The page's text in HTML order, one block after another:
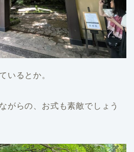
いるとか。
がらの、お式も素敵でしょう